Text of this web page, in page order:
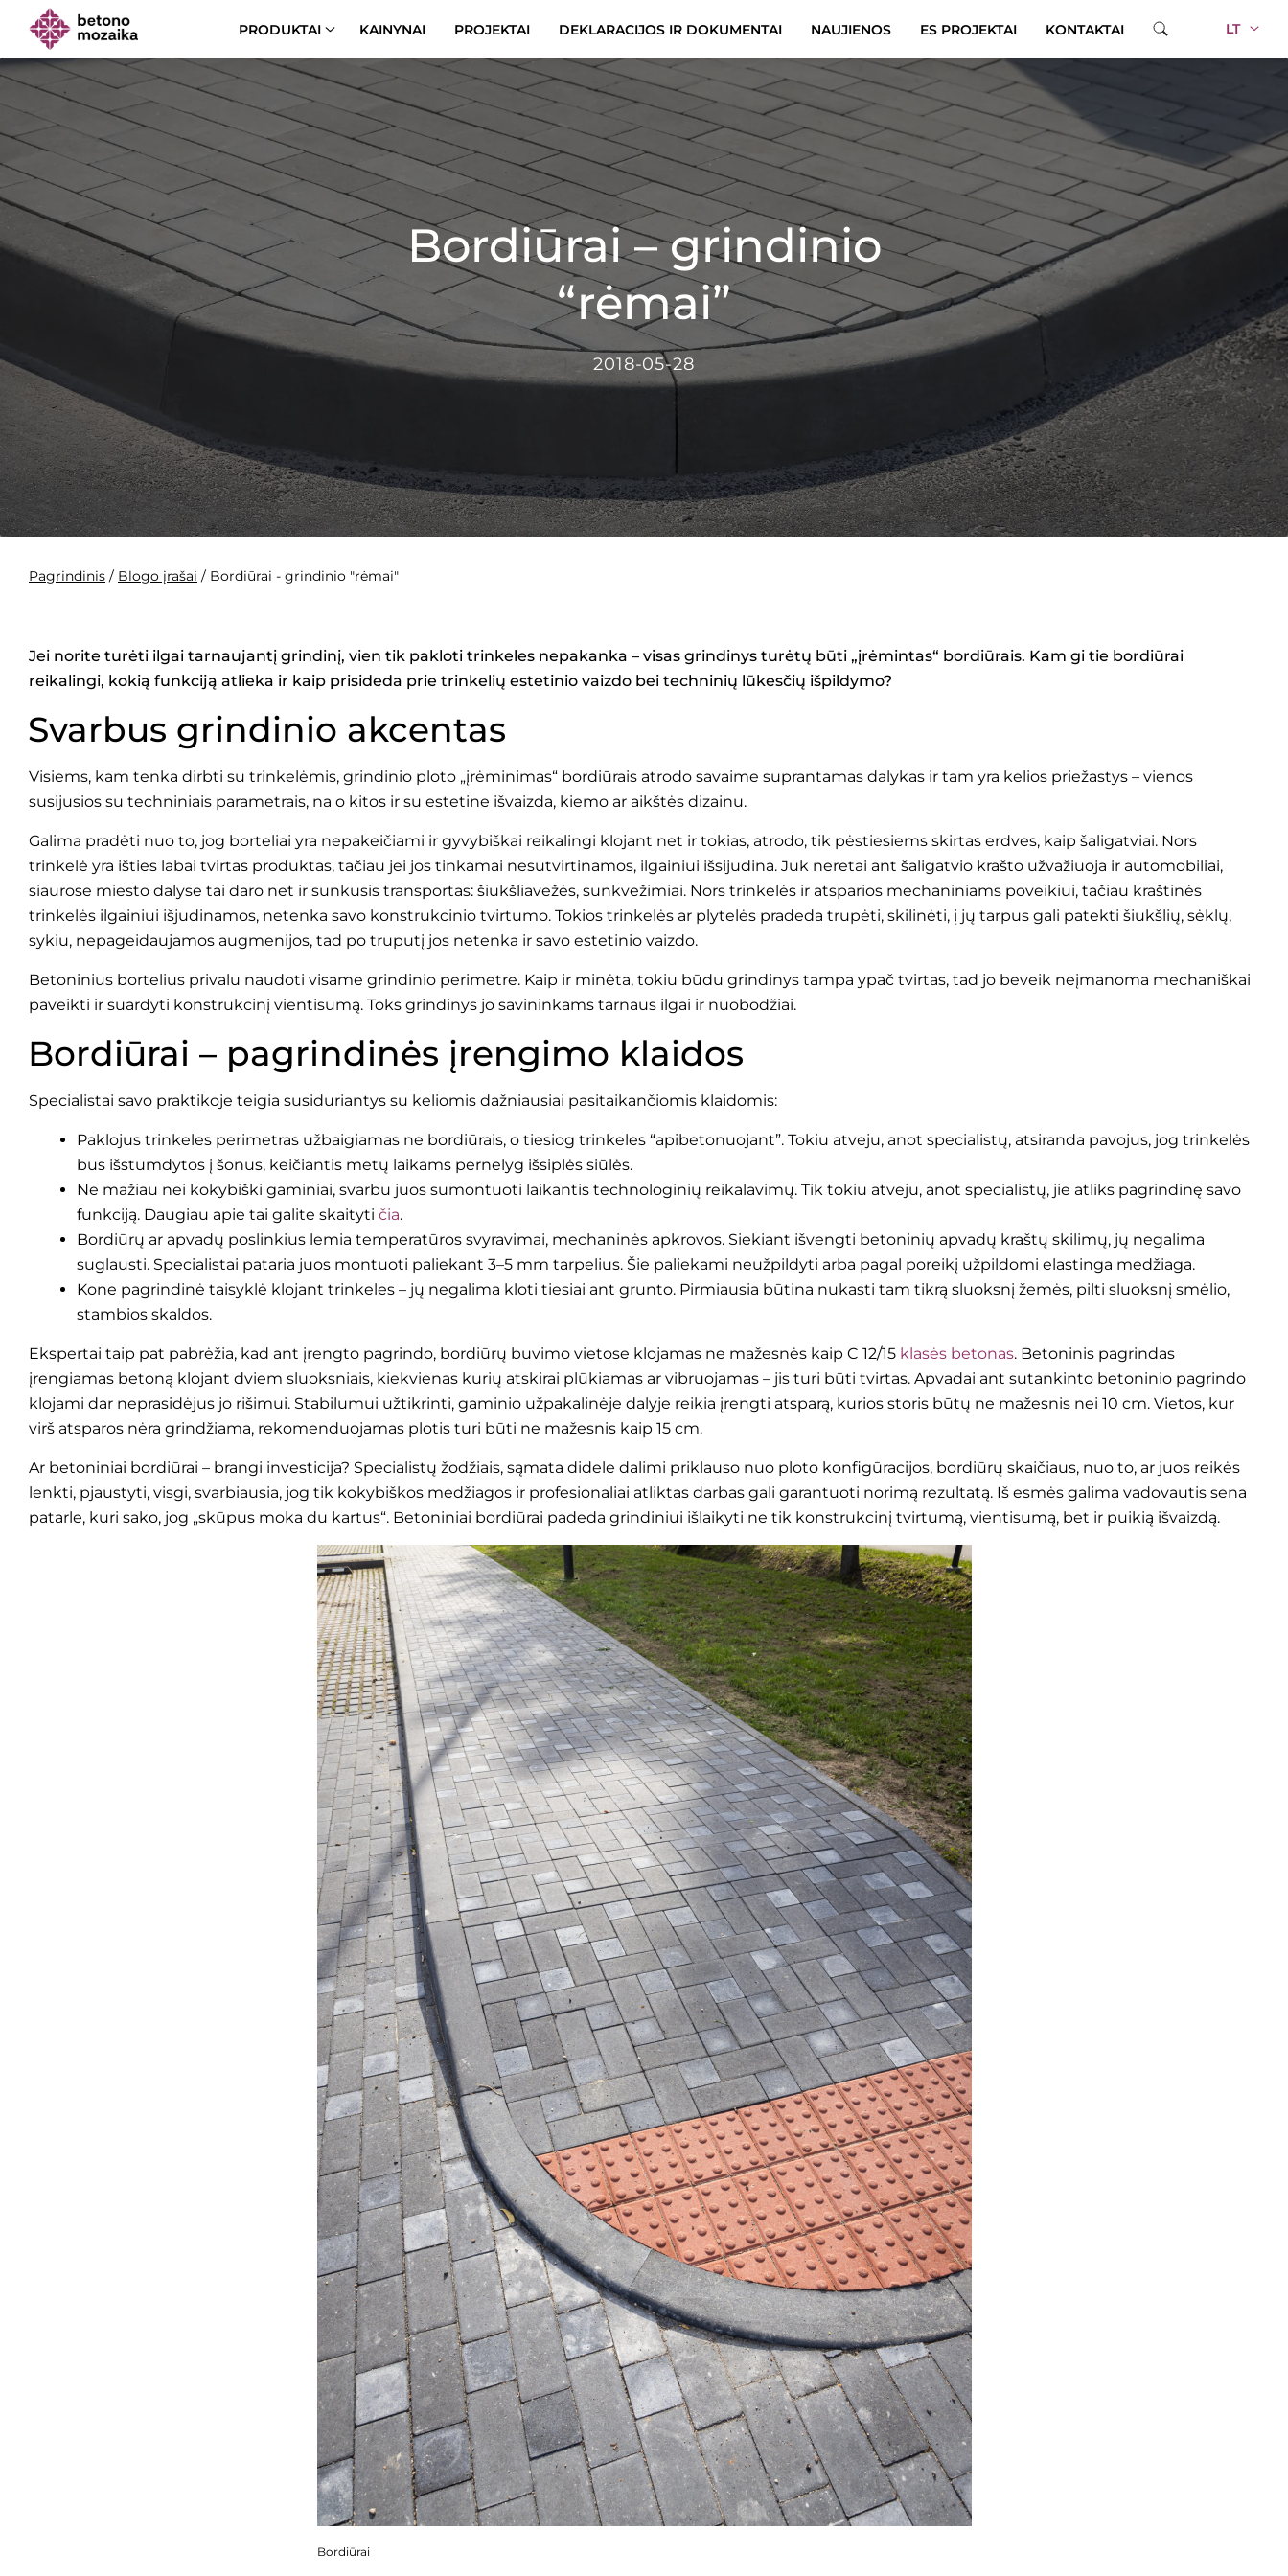
PRODUKTAI KAINYNAI PROJEKTAI DEKLARACIJOS IR DOKUMENTAI NAUJIENOS ES PROJEKTAI KONTAKTAI LT
Bordiūrai – grindinio
“rėmai”
2018-05-28
Pagrindinis / Blogo įrašai / Bordiūrai - grindinio "rėmai"
Jei norite turėti ilgai tarnaujantį grindinį, vien tik pakloti trinkeles nepakanka – visas grindinys turėtų būti „įrėmintas“ bordiūrais. Kam gi tie bordiūrai
reikalingi, kokią funkciją atlieka ir kaip prisideda prie trinkelių estetinio vaizdo bei techninių lūkesčių išpildymo?
Svarbus grindinio akcentas
Visiems, kam tenka dirbti su trinkelėmis, grindinio ploto „įrėminimas“ bordiūrais atrodo savaime suprantamas dalykas ir tam yra kelios priežastys – vienos
susijusios su techniniais parametrais, na o kitos ir su estetine išvaizda, kiemo ar aikštės dizainu.
Galima pradėti nuo to, jog borteliai yra nepakeičiami ir gyvybiškai reikalingi klojant net ir tokias, atrodo, tik pėstiesiems skirtas erdves, kaip šaligatviai. Nors
trinkelė yra išties labai tvirtas produktas, tačiau jei jos tinkamai nesutvirtinamos, ilgainiui išsijudina. Juk neretai ant šaligatvio krašto užvažiuoja ir automobiliai,
siaurose miesto dalyse tai daro net ir sunkusis transportas: šiukšliavežės, sunkvežimiai. Nors trinkelės ir atsparios mechaniniams poveikiui, tačiau kraštinės
trinkelės ilgainiui išjudinamos, netenka savo konstrukcinio tvirtumo. Tokios trinkelės ar plytelės pradeda trupėti, skilinėti, į jų tarpus gali patekti šiukšlių, sėklų,
sykiu, nepageidaujamos augmenijos, tad po truputį jos netenka ir savo estetinio vaizdo.
Betoninius bortelius privalu naudoti visame grindinio perimetre. Kaip ir minėta, tokiu būdu grindinys tampa ypač tvirtas, tad jo beveik neįmanoma mechaniškai
paveikti ir suardyti konstrukcinį vientisumą. Toks grindinys jo savininkams tarnaus ilgai ir nuobodžiai.
Bordiūrai – pagrindinės įrengimo klaidos
Specialistai savo praktikoje teigia susiduriantys su keliomis dažniausiai pasitaikančiomis klaidomis:
Paklojus trinkeles perimetras užbaigiamas ne bordiūrais, o tiesiog trinkeles “apibetonuojant”. Tokiu atveju, anot specialistų, atsiranda pavojus, jog trinkelės
bus išstumdytos į šonus, keičiantis metų laikams pernelyg išsiplės siūlės.
Ne mažiau nei kokybiški gaminiai, svarbu juos sumontuoti laikantis technologinių reikalavimų. Tik tokiu atveju, anot specialistų, jie atliks pagrindinę savo
funkciją. Daugiau apie tai galite skaityti čia.
Bordiūrų ar apvadų poslinkius lemia temperatūros svyravimai, mechaninės apkrovos. Siekiant išvengti betoninių apvadų kraštų skilimų, jų negalima
suglausti. Specialistai pataria juos montuoti paliekant 3–5 mm tarpelius. Šie paliekami neužpildyti arba pagal poreikį užpildomi elastinga medžiaga.
Kone pagrindinė taisyklė klojant trinkeles – jų negalima kloti tiesiai ant grunto. Pirmiausia būtina nukasti tam tikrą sluoksnį žemės, pilti sluoksnį smėlio,
stambios skaldos.
Ekspertai taip pat pabrėžia, kad ant įrengto pagrindo, bordiūrų buvimo vietose klojamas ne mažesnės kaip C 12/15 klasės betonas. Betoninis pagrindas
įrengiamas betoną klojant dviem sluoksniais, kiekvienas kurių atskirai plūkiamas ar vibruojamas – jis turi būti tvirtas. Apvadai ant sutankinto betoninio pagrindo
klojami dar neprasidėjus jo rišimui. Stabilumui užtikrinti, gaminio užpakalinėje dalyje reikia įrengti atsparą, kurios storis būtų ne mažesnis nei 10 cm. Vietos, kur
virš atsparos nėra grindžiama, rekomenduojamas plotis turi būti ne mažesnis kaip 15 cm.
Ar betoniniai bordiūrai – brangi investicija? Specialistų žodžiais, sąmata didele dalimi priklauso nuo ploto konfigūracijos, bordiūrų skaičiaus, nuo to, ar juos reikės
lenkti, pjaustyti, visgi, svarbiausia, jog tik kokybiškos medžiagos ir profesionaliai atliktas darbas gali garantuoti norimą rezultatą. Iš esmės galima vadovautis sena
patarle, kuri sako, jog „skūpus moka du kartus“. Betoniniai bordiūrai padeda grindiniui išlaikyti ne tik konstrukcinį tvirtumą, vientisumą, bet ir puikią išvaizdą.
Bordiūrai